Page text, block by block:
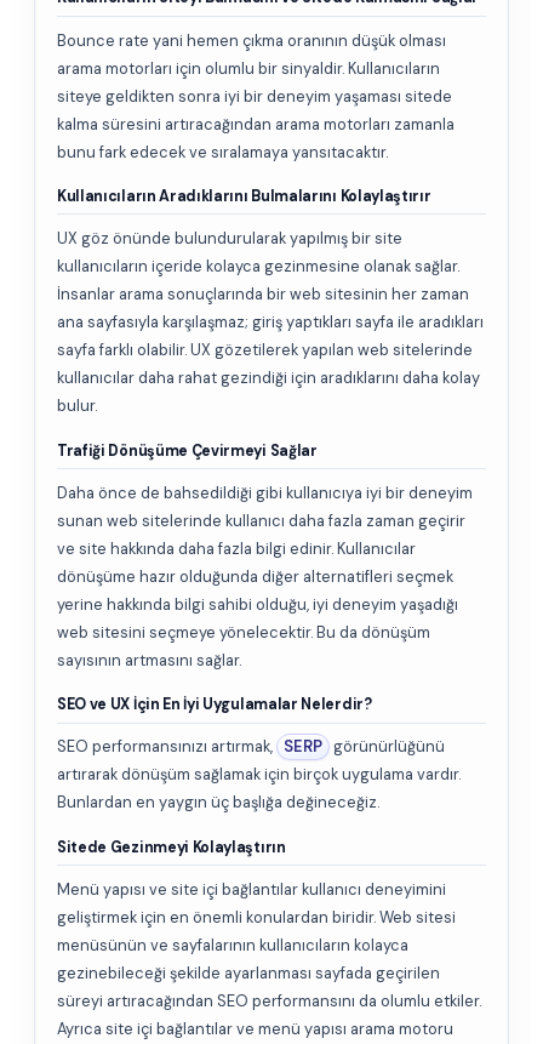
Bounce rate yani hemen çıkma oranının düşük olması
arama motorları için olumlu bir sinyaldir. Kullanıcıların
siteye geldikten sonra iyi bir deneyim yaşaması sitede
kalma süresini artıracağından arama motorları zamanla
bunu fark edecek ve sıralamaya yansıtacaktır.
Kullanıcıların Aradıklarını Bulmalarını Kolaylaştırır
UX göz önünde bulundurularak yapılmış bir site
kullanıcıların içeride kolayca gezinmesine olanak sağlar.
İnsanlar arama sonuçlarında bir web sitesinin her zaman
ana sayfasıyla karşılaşmaz; giriş yaptıkları sayfa ile aradıkları
sayfa farklı olabilir. UX gözetilerek yapılan web sitelerinde
kullanıcılar daha rahat gezindiği için aradıklarını daha kolay
bulur.
Trafiği Dönüşüme Çevirmeyi Sağlar
Daha önce de bahsedildiği gibi kullanıcıya iyi bir deneyim
sunan web sitelerinde kullanıcı daha fazla zaman geçirir
ve site hakkında daha fazla bilgi edinir. Kullanıcılar
dönüşüme hazır olduğunda diğer alternatifleri seçmek
yerine hakkında bilgi sahibi olduğu, iyi deneyim yaşadığı
web sitesini seçmeye yönelecektir. Bu da dönüşüm
sayısının artmasını sağlar.
SEO ve UX İçin En İyi Uygulamalar Nelerdir?
SEO performansınızı artırmak, SERP görünürlüğünü
artırarak dönüşüm sağlamak için birçok uygulama vardır.
Bunlardan en yaygın üç başlığa değineceğiz.
Sitede Gezinmeyi Kolaylaştırın
Menü yapısı ve site içi bağlantılar kullanıcı deneyimini
geliştirmek için en önemli konulardan biridir. Web sitesi
menüsünün ve sayfalarının kullanıcıların kolayca
gezinebileceği şekilde ayarlanması sayfada geçirilen
süreyi artıracağından SEO performansını da olumlu etkiler.
Ayrıca site içi bağlantılar ve menü yapısı arama motoru